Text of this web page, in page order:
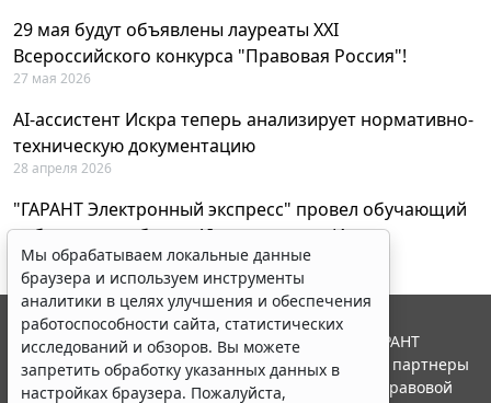
29 мая будут объявлены лауреаты XXI
Всероссийского конкурса "Правовая Россия"!
27 мая 2026
AI-ассистент Искра теперь анализирует нормативно-
техническую документацию
28 апреля 2026
"ГАРАНТ Электронный экспресс" провел обучающий
вебинар по работе с AI-ассистентом Искра
23 апреля 2026
Мы обрабатываем локальные данные
браузера и используем инструменты
аналитики в целях улучшения и обеспечения
работоспособности сайта, статистических
исследований и обзоров. Вы можете
запретить обработку указанных данных в
настройках браузера. Пожалуйста,
© ООО "НПП "ГАРАНТ-СЕРВИС", 2026. Система ГАРАНТ
выпускается с 1990 года. Компания "Гарант" и ее партнеры
являются участниками Российской ассоциации правовой